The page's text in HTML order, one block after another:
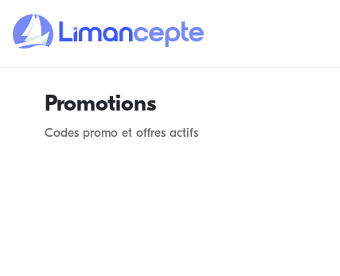
Promotions
Codes promo et offres actifs